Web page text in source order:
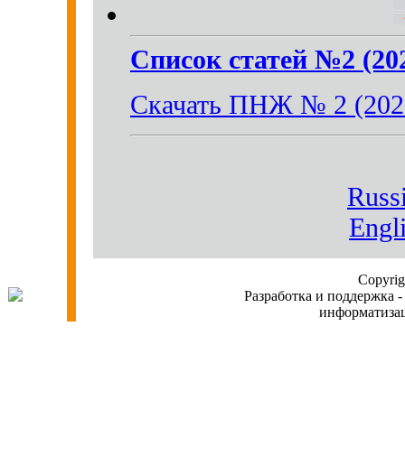
Список статей №2
Скачать ПНЖ № 2
Разработка и поддержка